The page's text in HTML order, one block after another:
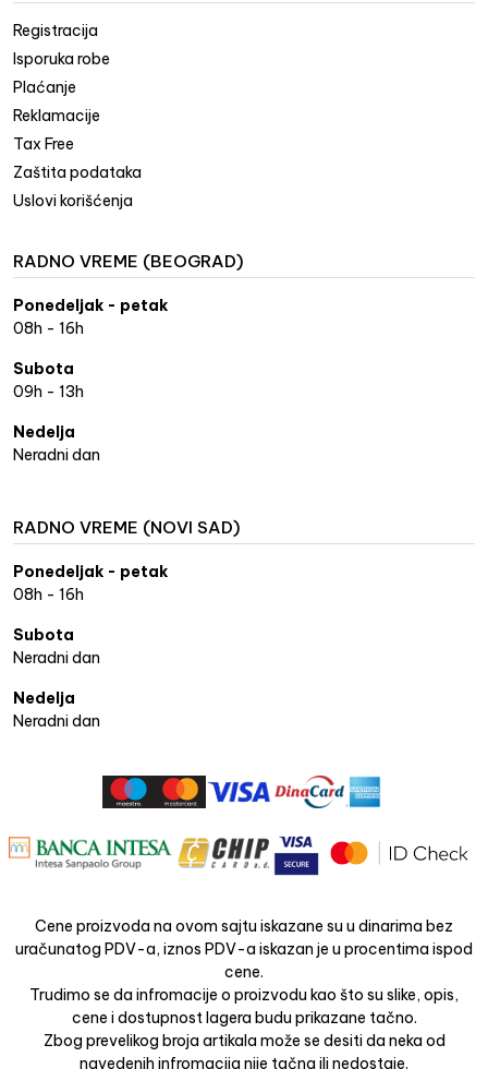
Registracija
Isporuka robe
Plaćanje
Reklamacije
Tax Free
Zaštita podataka
Uslovi korišćenja
RADNO VREME (BEOGRAD)
Ponedeljak - petak
08h - 16h
Subota
09h - 13h
Nedelja
Neradni dan
RADNO VREME (NOVI SAD)
Ponedeljak - petak
08h - 16h
Subota
Neradni dan
Nedelja
Neradni dan
Cene proizvoda na ovom sajtu iskazane su u dinarima bez
uračunatog PDV-a, iznos PDV-a iskazan je u procentima ispod
cene.
Trudimo se da infromacije o proizvodu kao što su slike, opis,
cene i dostupnost lagera budu prikazane tačno.
Zbog prevelikog broja artikala može se desiti da neka od
navedenih infromacija nije tačna ili nedostaje.